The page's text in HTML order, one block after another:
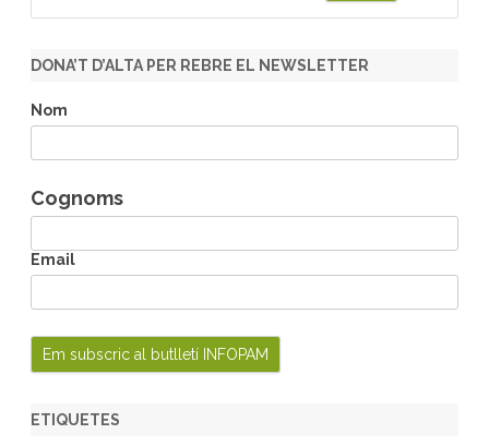
r
h
DONA’T D’ALTA PER REBRE EL NEWSLETTER
Nom
Cognoms
Email
ETIQUETES